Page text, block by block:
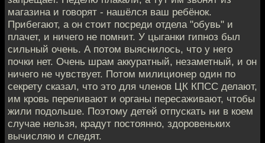
магазина и говорят - нашёлся ваш ребёнок.
Прибегают, а он стоит посреди отдела "обувь" и
плачет, и ничего не помнит. У цыганки гипноз был
сильный очень. А потом выяснилось, что у него
почки нет. Очень шрам аккуратный, незаметный, и он
ничего не чувствует. Потом милиционер один по
секрету сказал, что это для членов ЦК КПСС делают,
им кровь переливают и органы пересаживают, чтобы
жили подольше. Поэтому детей отпускать ни в коем
случае нельзя, крадут постоянно, здоровеньких
вычисляю и следят.